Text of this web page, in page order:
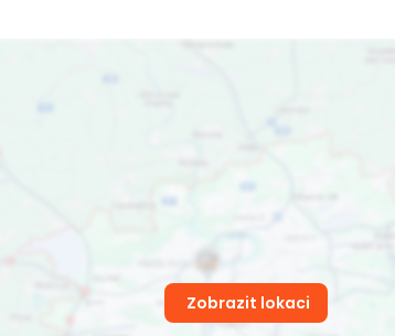
Zobrazit lokaci